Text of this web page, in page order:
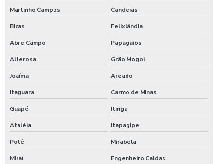
Martinho Campos Candeias
Bicas Felixlândia
Abre Campo Papagaios
Alterosa Grão Mogol
Joaíma Areado
Itaguara Carmo de Minas
Guapé Itinga
Ataléia Itapagipe
Poté Mirabela
Miraí Engenheiro Caldas